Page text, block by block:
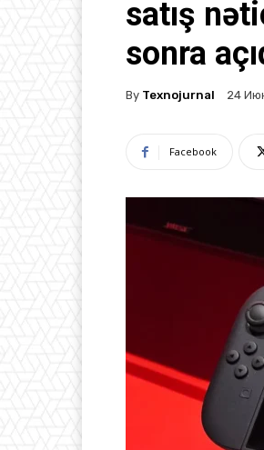
satış
sonra
By Texnojurnal 24
Facebook